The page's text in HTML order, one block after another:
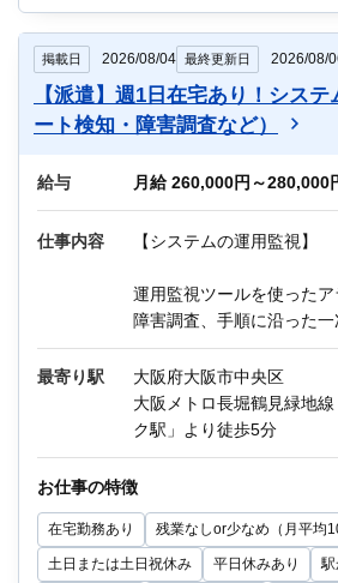
報告があった際は、状況
対応を行う場合があります
ー内にてローテーション
日に代休取得
A：状況にもよりますが、
ば在宅でもOKです。
教育制度：OJTあり
他にもIT関連のお仕事が多
迷っている方も、まずは
い！
掲載日 2026/08/04 最終更新日 2026/08/
【派遣】週1日在宅あり！シス
ート検知・障害調査など）
給与 月給 260,000円～280,000
仕事内容 【システムの運用監視】
運用監視ツールを使った
障害調査、手順に沿った一
ただきます。
《主な業務内容》
1．監視システムでのアラ
3．手順書に沿った一次対応
5．二次対応チームへのエ
6．Zabbixでの監視設定業
最寄り駅
大阪府大阪市中央区
大阪メトロ長堀鶴見緑地
ク駅」より徒歩5分
お仕事の特徴
在宅勤務あり 残業なしor少なめ（月平均
土日または土日祝休み 平日休みあり